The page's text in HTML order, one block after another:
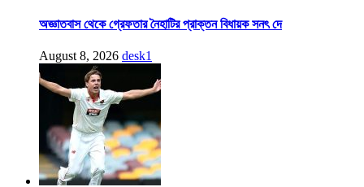
অজ্ঞাতবাস থেকে গ্রেফতার নৈহাটির প্রাক্তন বিধায়ক সনৎ দে
August 8, 2026 desk1